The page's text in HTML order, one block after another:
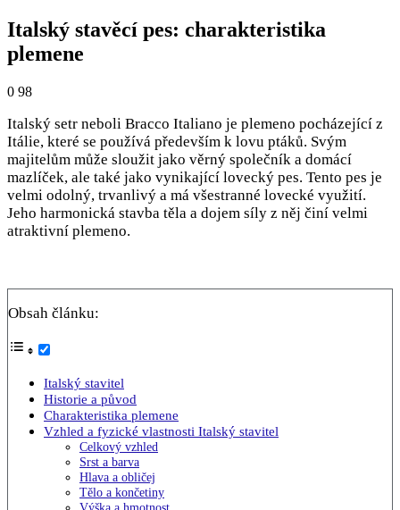
Italský stavěcí pes: charakteristika
plemene
0 98
Italský setr neboli Bracco Italiano je plemeno pocházející z
Itálie, které se používá především k lovu ptáků. Svým
majitelům může sloužit jako věrný společník a domácí
mazlíček, ale také jako vynikající lovecký pes. Tento pes je
velmi odolný, trvanlivý a má všestranné lovecké využití.
Jeho harmonická stavba těla a dojem síly z něj činí velmi
atraktivní plemeno.
Obsah článku:
Italský stavitel
Historie a původ
Charakteristika plemene
Vzhled a fyzické vlastnosti Italský stavitel
Celkový vzhled
Srst a barva
Hlava a obličej
Tělo a končetiny